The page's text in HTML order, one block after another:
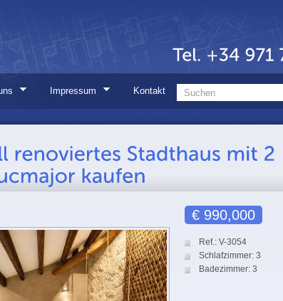
Impressum Kontakt
€ 990,000
Ref.: V-3054
Schlafzimmer: 3
Badezimmer: 3